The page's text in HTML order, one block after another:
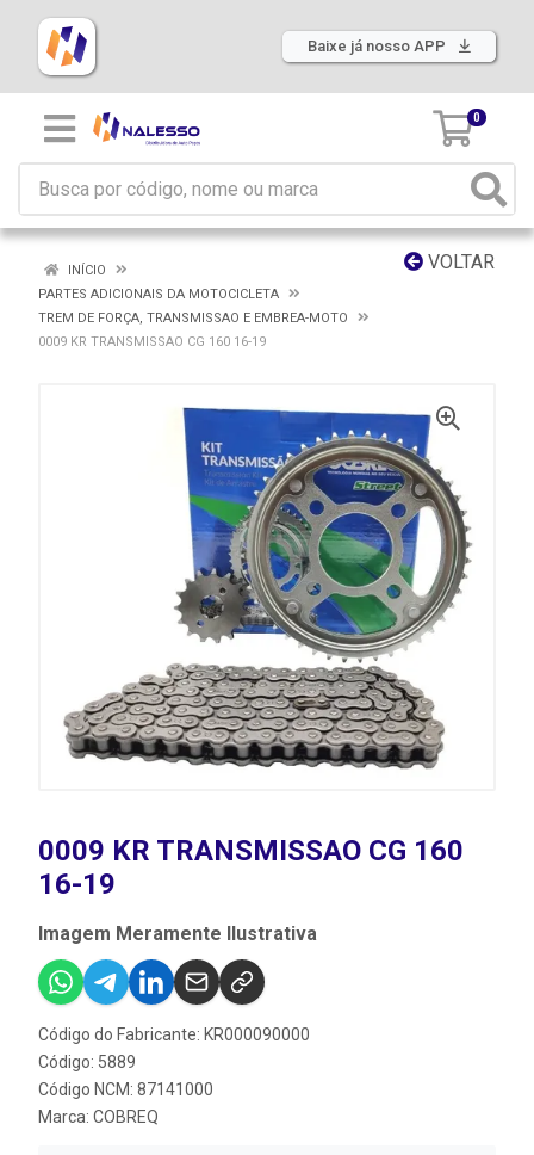
Baixe já nosso APP
0
VOLTAR
INÍCIO
PARTES ADICIONAIS DA MOTOCICLETA
TREM DE FORÇA, TRANSMISSAO E EMBREA-MOTO
0009 KR TRANSMISSAO CG 160 16-19
0009 KR TRANSMISSAO CG 160
16-19
Imagem Meramente Ilustrativa
Código do Fabricante: KR000090000
Código: 5889
Código NCM: 87141000
Marca: COBREQ